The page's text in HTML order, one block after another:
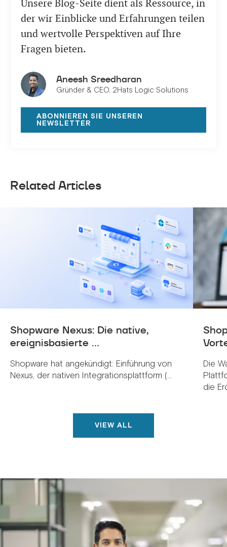
Unsere Blog-Seite dient als Ressource, in
der wir Einblicke und Erfahrungen teilen
und wertvolle Perspektiven auf Ihre
Fragen bieten.
Aneesh Sreedharan
Gründer & CEO, 2Hats Logic Solutions
ABONNIEREN SIE UNSEREN
NEWSLETTER
Related Articles
Shopware Nexus: Die native,
ereignisbasierte ...
Shopware hat angekündigt: Einführung von
Nexus, der nativen Integrationsplattform (...
Die
die
VIEW ALL